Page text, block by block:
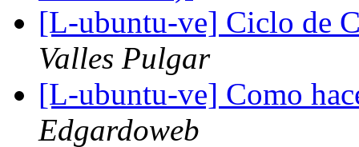
[L-ubuntu-ve] Ciclo de
Valles Pulgar
[L-ubuntu-ve] Como
Edgardoweb